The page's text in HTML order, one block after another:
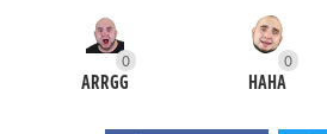
0
ARRGG
0
HAHA